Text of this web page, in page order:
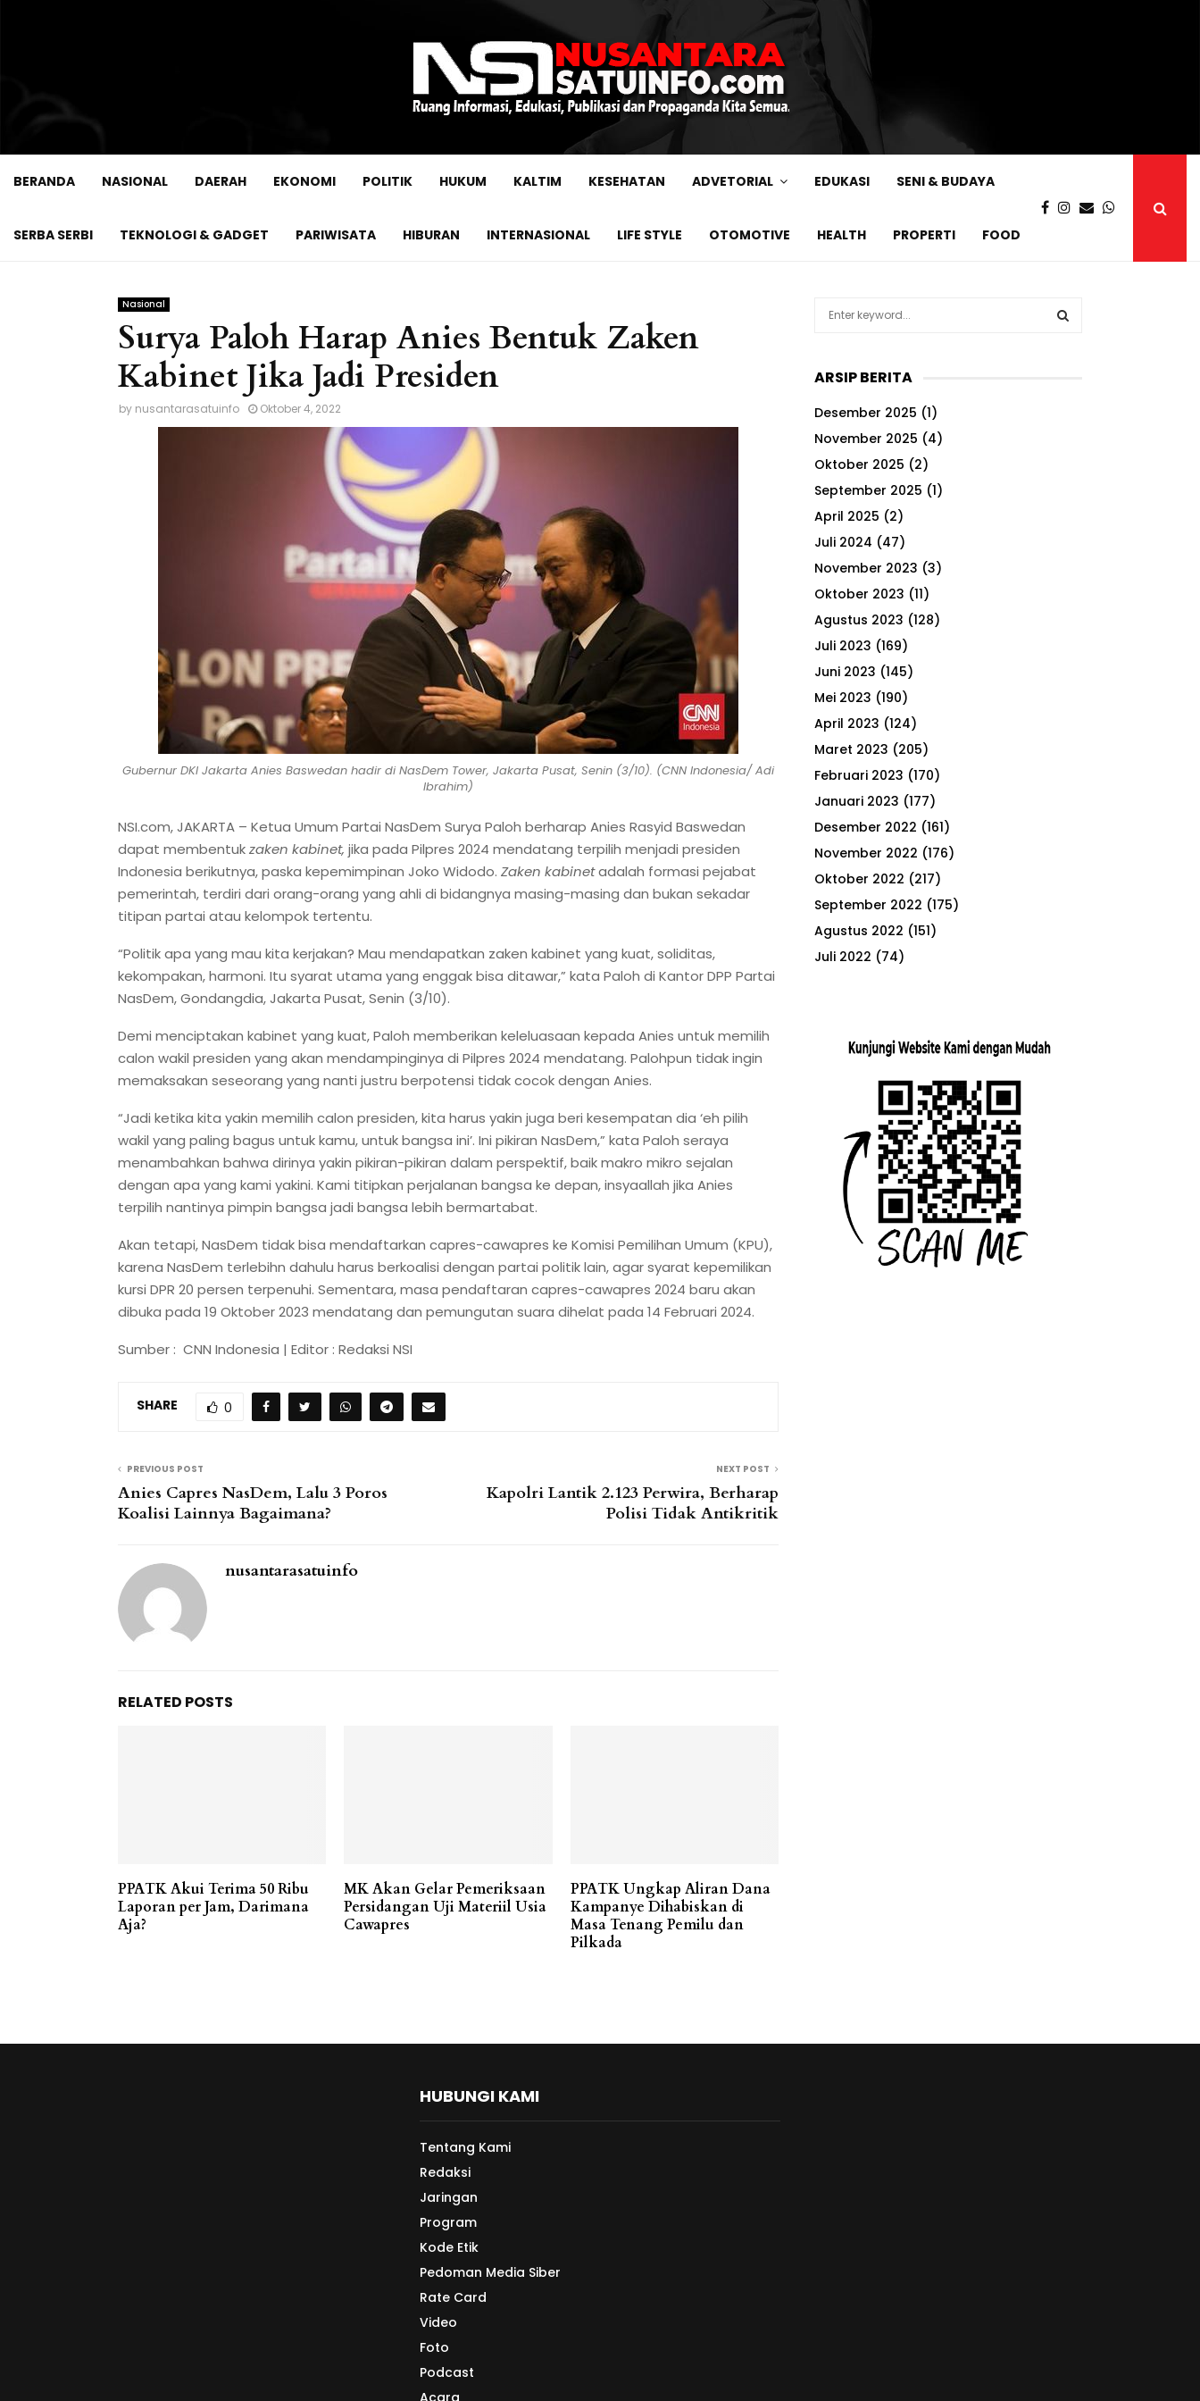
BERANDA NASIONAL DAERAH EKONOMI POLITIK HUKUM KALTIM KESEHATAN ADVETORIAL EDUKASI SENI & BUDAYA
SERBA SERBI TEKNOLOGI & GADGET PARIWISATA HIBURAN INTERNASIONAL LIFE STYLE OTOMOTIVE HEALTH PROPERTI FOOD
Nasional
Surya Paloh Harap Anies Bentuk Zaken
Kabinet Jika Jadi Presiden
by nusantarasatuinfo Oktober 4, 2022
Gubernur DKI Jakarta Anies Baswedan hadir di NasDem Tower, Jakarta Pusat, Senin (3/10). (CNN Indonesia/ Adi
Ibrahim)
NSI.com, JAKARTA – Ketua Umum Partai NasDem Surya Paloh berharap Anies Rasyid Baswedan
dapat membentukzaken kabinet, jika pada Pilpres 2024 mendatang terpilih menjadi presiden
Indonesia berikutnya, paska kepemimpinan Joko Widodo. Zaken kabinetadalah formasi pejabat
pemerintah, terdiri dari orang-orang yang ahli di bidangnya masing-masing dan bukan sekadar
titipan partai atau kelompok tertentu.
“Politik apa yang mau kita kerjakan? Mau mendapatkan zaken kabinet yang kuat, soliditas,
kekompakan, harmoni. Itu syarat utama yang enggak bisa ditawar,” kata Paloh di Kantor DPP Partai
NasDem, Gondangdia, Jakarta Pusat, Senin (3/10).
Demi menciptakan kabinet yang kuat, Paloh memberikan keleluasaan kepada Anies untuk memilih
calon wakil presiden yang akan mendampinginya di Pilpres 2024 mendatang. Palohpun tidak ingin
memaksakan seseorang yang nanti justru berpotensi tidak cocok dengan Anies.
“Jadi ketika kita yakin memilih calon presiden, kita harus yakin juga beri kesempatan dia ‘eh pilih
wakil yang paling bagus untuk kamu, untuk bangsa ini’. Ini pikiran NasDem,” kata Paloh seraya
menambahkan bahwa dirinya yakin pikiran-pikiran dalam perspektif, baik makro mikro sejalan
dengan apa yang kami yakini. Kami titipkan perjalanan bangsa ke depan, insyaallah jika Anies
terpilih nantinya pimpin bangsa jadi bangsa lebih bermartabat.
Akan tetapi, NasDem tidak bisa mendaftarkan capres-cawapres ke Komisi Pemilihan Umum (KPU),
karena NasDem terlebihn dahulu harus berkoalisi dengan partai politik lain, agar syarat kepemilikan
kursi DPR 20 persen terpenuhi. Sementara, masa pendaftaran capres-cawapres 2024 baru akan
dibuka pada 19 Oktober 2023 mendatang dan pemungutan suara dihelat pada 14 Februari 2024.
Sumber : CNN Indonesia | Editor : Redaksi NSI
SHARE 0
PREVIOUS POST
Anies Capres NasDem, Lalu 3 Poros
Koalisi Lainnya Bagaimana?
NEXT POST
Kapolri Lantik 2.123 Perwira, Berharap
Polisi Tidak Antikritik
nusantarasatuinfo
RELATED POSTS
PPATK Akui Terima 50 Ribu
Laporan per Jam, Darimana
Aja?
MK Akan Gelar Pemeriksaan
Persidangan Uji Materiil Usia
Cawapres
PPATK Ungkap Aliran Dana
Kampanye Dihabiskan di
Masa Tenang Pemilu dan
Pilkada
c
f
o
r
ARSIP BERITA
Desember 2025 (1)
November 2025 (4)
Oktober 2025 (2)
September 2025 (1)
April 2025 (2)
Juli 2024 (47)
November 2023 (3)
Oktober 2023 (11)
Agustus 2023 (128)
Juli 2023 (169)
Juni 2023 (145)
Mei 2023 (190)
April 2023 (124)
Maret 2023 (205)
Februari 2023 (170)
Januari 2023 (177)
Desember 2022 (161)
November 2022 (176)
Oktober 2022 (217)
September 2022 (175)
Agustus 2022 (151)
Juli 2022 (74)
HUBUNGI KAMI
Tentang Kami
Redaksi
Jaringan
Program
Kode Etik
Pedoman Media Siber
Rate Card
Video
Foto
Podcast